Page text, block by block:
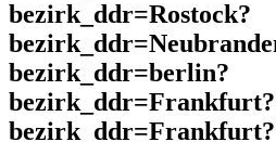
bezirk_ddr=Rostock?
bezirk_ddr=berlin?
bezirk_ddr=Frankfurt?
bezirk_ddr=Frankfurt?